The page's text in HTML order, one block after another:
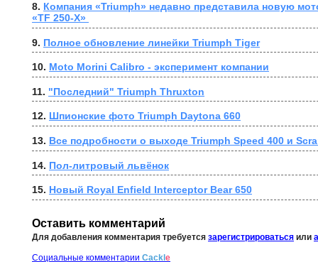
8. Компания «Triumph» недавно представила новую
«TF 250-X»
9. Полное обновление линейки Triumph Tiger
10. Moto Morini Calibro - эксперимент компании
11. "Последний" Triumph Thruxton
12. Шпионские фото Triumph Daytona 660
13. Все подробности о выходе Triumph Speed 400 и
14. Пол-литровый львёнок
15. Новый Royal Enfield Interceptor Bear 650
Оставить комментарий
Для добавления комментария требуется зарегистрироваться или
Социальные комментарии Cackl e